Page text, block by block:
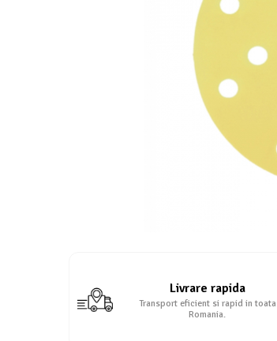
Livrare rapida
Transport eficient si rapid in toata
Romania.